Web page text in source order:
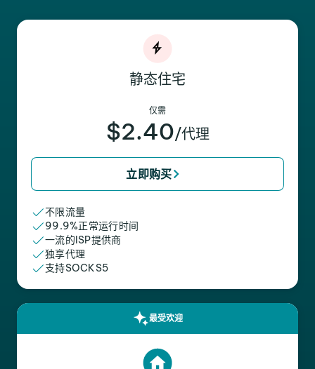
静态住宅
仅需
$2.40/代理
立即购买
不限流量
99.9%正常运行时间
一流的ISP提供商
独享代理
支持SOCKS5
最受欢迎